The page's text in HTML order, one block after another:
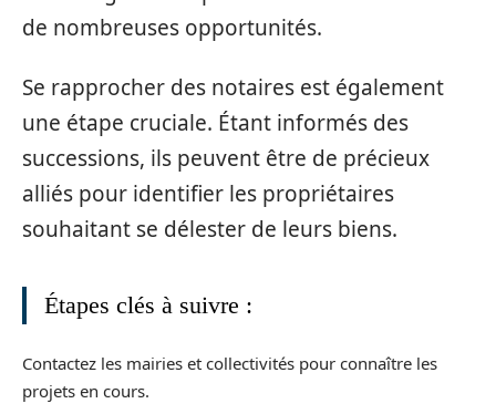
de nombreuses opportunités.
Se rapprocher des notaires est également
une étape cruciale. Étant informés des
successions, ils peuvent être de précieux
alliés pour identifier les propriétaires
souhaitant se délester de leurs biens.
Étapes clés à suivre :
Contactez les mairies et collectivités pour connaître les
projets en cours.